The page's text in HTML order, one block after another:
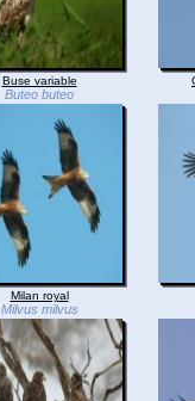
Buse variable
Buteo buteo
Milan royal
Milvus milvus